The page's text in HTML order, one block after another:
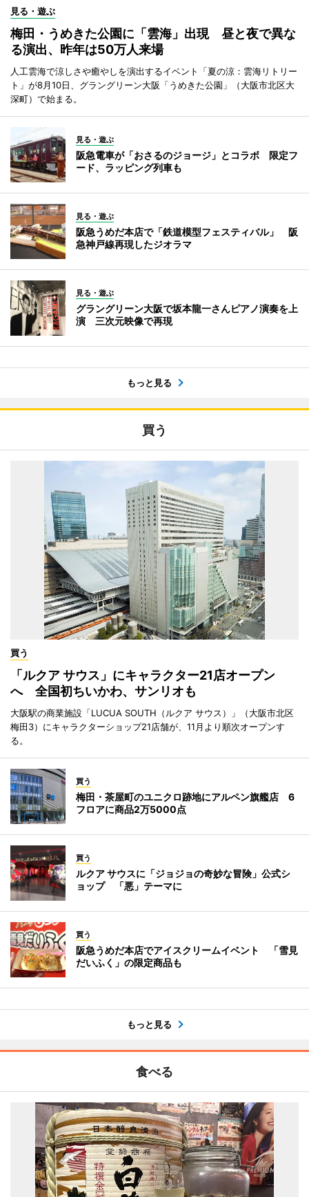
見る・遊ぶ
梅田・うめきた公園に「雲海」出現 昼と夜で異な
る演出、昨年は50万人来場
人工雲海で涼しさや癒やしを演出するイベント「夏の涼：雲海リトリー
ト」が8月10日、グラングリーン大阪「うめきた公園」（大阪市北区大
深町）で始まる。
見る・遊ぶ
阪急電車が「おさるのジョージ」とコラボ 限定フ
ード、ラッピング列車も
見る・遊ぶ
阪急うめだ本店で「鉄道模型フェスティバル」 阪
急神戸線再現したジオラマ
見る・遊ぶ
グラングリーン大阪で坂本龍一さんピアノ演奏を上
演 三次元映像で再現
もっと見る
買う
買う
「ルクア サウス」にキャラクター21店オープン
へ 全国初ちいかわ、サンリオも
大阪駅の商業施設「LUCUA SOUTH（ルクア サウス）」（大阪市北区
梅田3）にキャラクターショップ21店舗が、11月より順次オープンす
る。
買う
梅田・茶屋町のユニクロ跡地にアルペン旗艦店 6
フロアに商品2万5000点
買う
ルクア サウスに「ジョジョの奇妙な冒険」公式シ
ョップ 「悪」テーマに
買う
阪急うめだ本店でアイスクリームイベント 「雪見
だいふく」の限定商品も
もっと見る
食べる